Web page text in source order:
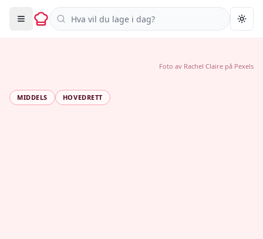
Søk i oppskrifter
MIDDELS HOVEDRETT
Foto av Rachel Claire på Pexels